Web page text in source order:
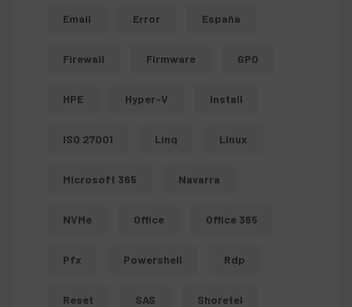
Email Error España
Firewall Firmware GPO
HPE Hyper-V Install
ISO 27001 Linq Linux
Microsoft 365 Navarra
NVMe Office Office 365
Pfx Powershell Rdp
Reset SAS Shoretel